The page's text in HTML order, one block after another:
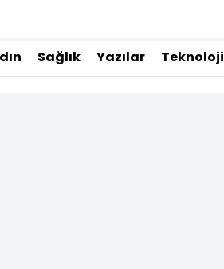
Sağlık Yazılar Teknoloji